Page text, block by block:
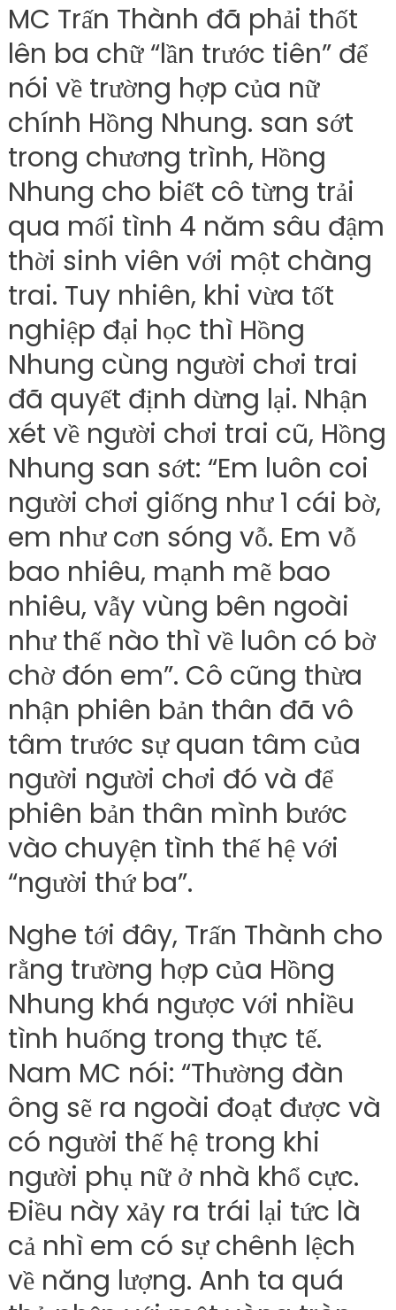
MC Trấn Thành đã phải thốt
lên ba chữ “lần trước tiên” để
nói về trường hợp của nữ
chính Hồng Nhung. san sớt
trong chương trình, Hồng
Nhung cho biết cô từng trải
qua mối tình 4 năm sâu đậm
thời sinh viên với một chàng
trai. Tuy nhiên, khi vừa tốt
nghiệp đại học thì Hồng
Nhung cùng người chơi trai
đã quyết định dừng lại. Nhận
xét về người chơi trai cũ, Hồng
Nhung san sớt: “Em luôn coi
người chơi giống như 1 cái bờ,
em như cơn sóng vỗ. Em vỗ
bao nhiêu, mạnh mẽ bao
nhiêu, vẫy vùng bên ngoài
như thế nào thì về luôn có bờ
chờ đón em”. Cô cũng thừa
nhận phiên bản thân đã vô
tâm trước sự quan tâm của
người người chơi đó và để
phiên bản thân mình bước
vào chuyện tình thế hệ với
“người thứ ba”.
Nghe tới đây, Trấn Thành cho
rằng trường hợp của Hồng
Nhung khá ngược với nhiều
tình huống trong thực tế.
Nam MC nói: “Thường đàn
ông sẽ ra ngoài đoạt được và
có người thế hệ trong khi
người phụ nữ ở nhà khổ cực.
Điều này xảy ra trái lại tức là
cả nhì em có sự chênh lệch
về năng lượng. Anh ta quá